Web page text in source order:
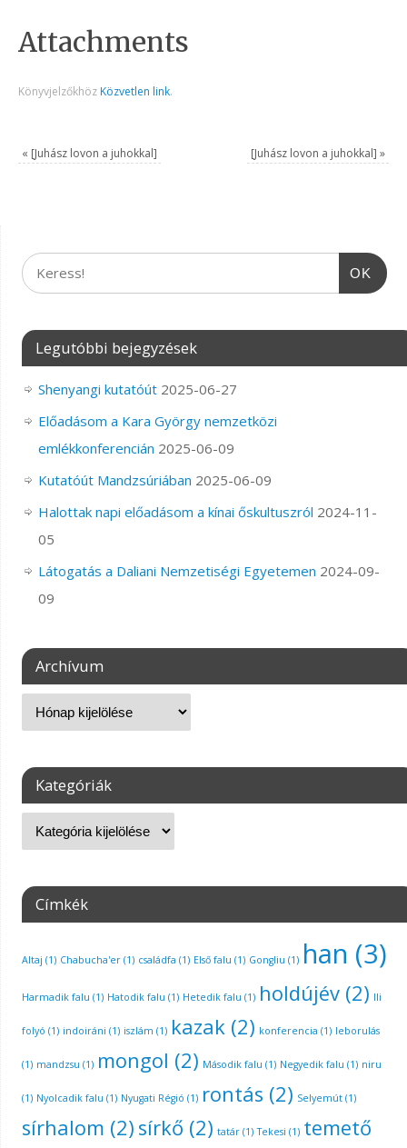
Attachments
Könyvjelzőkhöz Közvetlen link.
« [Juhász lovon a juhokkal] [Juhász lovon a juhokkal] »
OK
Legutóbbi bejegyzések
Shenyangi kutatóút 2025-06-27
Előadásom a Kara György nemzetközi
emlékkonferencián 2025-06-09
Kutatóút Mandzsúriában 2025-06-09
Halottak napi előadásom a kínai őskultuszról 2024-11-
05
Látogatás a Daliani Nemzetiségi Egyetemen 2024-09-
09
Archívum
Kategóriák
Címkék
Altaj (1) Chabucha'er(1) családfa (1) Első falu (1) Gongliu (1) han (3)
Harmadik falu (1) Hatodik falu (1) Hetedik falu (1) holdújév(2) Ili
folyó (1) indoiráni (1) iszlám (1) kazak(2) konferencia (1) leborulás
(1) mandzsu (1) mongol (2) Második falu (1) Negyedik falu (1) niru
(1) Nyolcadik falu (1) Nyugati Régió (1) rontás (2) Selyemút(1)
sírhalom (2) sírkő (2) tatár(1) Tekesi (1) temető